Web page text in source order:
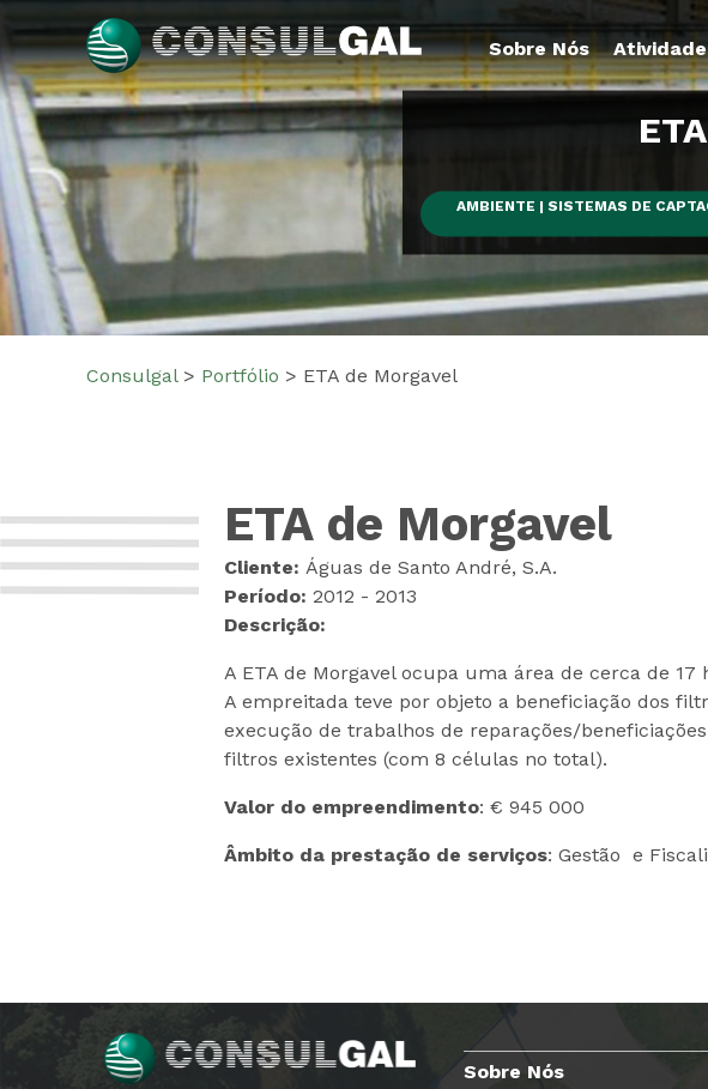
to
content
Consulgal
Sobre Nós Atividade
AMBIENTE | SISTEMAS DE
Consulgal > Portfólio > ETA de Morgavel
ETA de Morgavel
Cliente: Águas de Santo André, S.A.
Período: 2012 - 2013
Descrição:
A ETA de Morgavel ocupa uma área de cerca de
A empreitada teve por objeto a beneficiação dos
execução de trabalhos de reparações/
filtros existentes (com 8 células no total).
Valor do empreendimento: € 945 000
Âmbito da prestação de serviços: Gestão e
Sobre Nós